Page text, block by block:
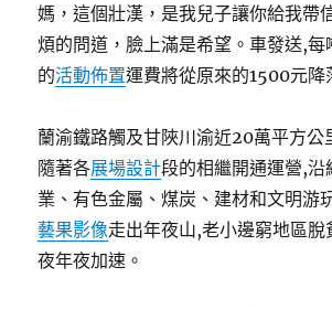
媽，這個壯漢，是我兒子讓你給我帶
煩的問道，臉上滿是希望。車發送,每
的活動佈置運費將從原來的1500元降
蘭渝鐵路觸及甘陜川渝近20萬平方
隨著各展場設計段的相繼開通運營,沿
業、有色金屬、煤炭、建材和文明游
藝果影像走出年夜山,老小邊窮地區脫
夜年夜加速。